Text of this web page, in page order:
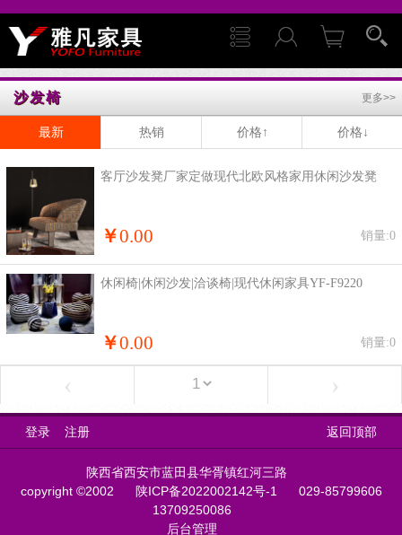
沙发椅 更多>>
最新 热销 价格↑ 价格↓
客厅沙发凳厂家定做现代北欧风格家用休闲沙发凳
￥0.00 销量:0
休闲椅|休闲沙发|洽谈椅|现代休闲家具YF-F9220
￥0.00 销量:0
‹ ›
登录 注册 返回顶部
陕西省西安市蓝田县华胥镇红河三路
copyright ©2002
陕ICP备2022002142号-1
029-85799606
13709250086
后台管理